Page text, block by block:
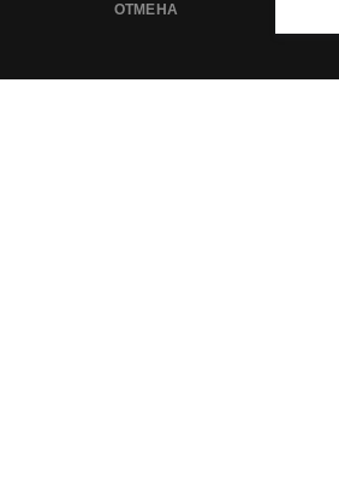
ОТМЕНА
Фактура(5)